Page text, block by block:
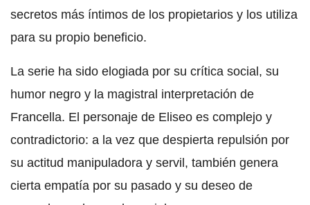
secretos más íntimos de los propietarios y los utiliza
para su propio beneficio.
La serie ha sido elogiada por su crítica social, su
humor negro y la magistral interpretación de
Francella. El personaje de Eliseo es complejo y
contradictorio: a la vez que despierta repulsión por
su actitud manipuladora y servil, también genera
cierta empatía por su pasado y su deseo de